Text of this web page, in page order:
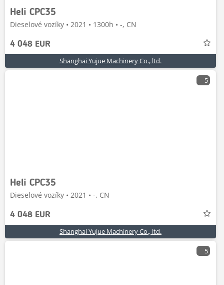
Heli CPC35
Dieselové vozíky • 2021 • 1300h • -, CN
4 048 EUR
Shanghai Yujue Machinery Co., ltd.
5
Heli CPC35
Dieselové vozíky • 2021 • -, CN
4 048 EUR
Shanghai Yujue Machinery Co., ltd.
5